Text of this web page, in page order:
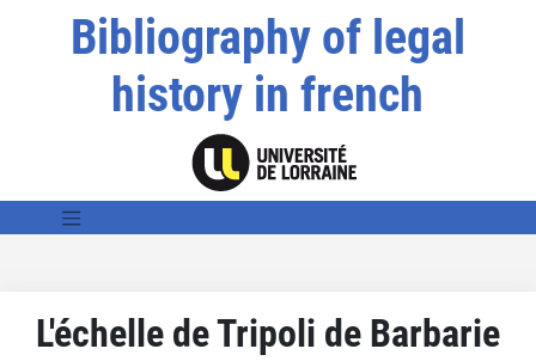
Bibliography of legal
history in french
L'échelle de Tripoli de Barbarie